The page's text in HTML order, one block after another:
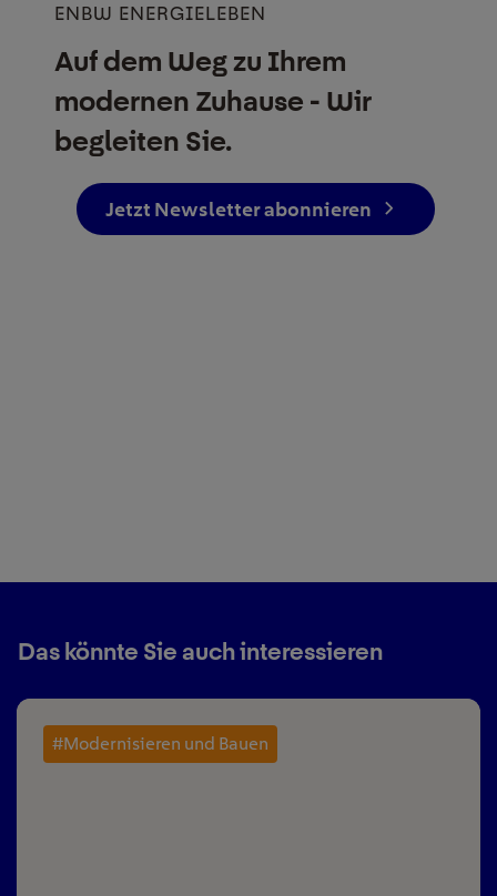
ENBW ENERGIELEBEN
Auf dem Weg zu Ihrem
modernen Zuhause - Wir
begleiten Sie.
Jetzt Newsletter abonnieren
Das könnte Sie auch interessieren
#Modernisieren und Bauen